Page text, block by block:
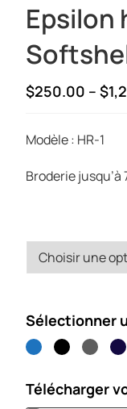
Epsilon
$250.00 – $
Modèle : HR-1
Broderie
Sélectionner
Télécharger